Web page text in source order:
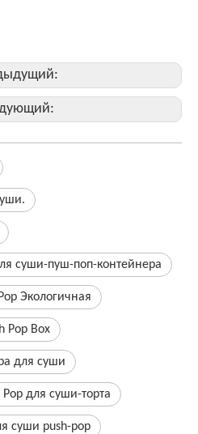
суши-пуш-поп-контейнера
Экологичная
Pop Box
для суши
для суши-торта
суши push-pop